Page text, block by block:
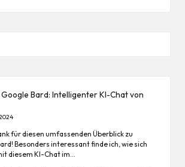
Google Bard: Intelligenter KI-Chat von
für diesen umfassenden Überblick zu
Besonders interessant finde ich, wie sich
diesem KI-Chat im…